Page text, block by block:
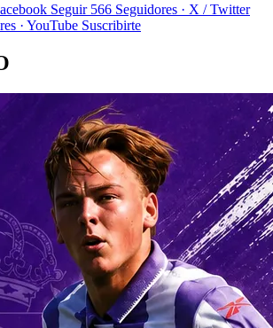
Seguir 566 Seguidores · X / Twitter
· YouTube Suscribirte